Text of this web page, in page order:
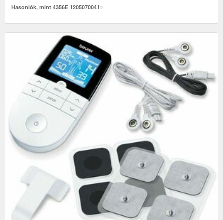
Hasonlók, mint 4356E 1205070041